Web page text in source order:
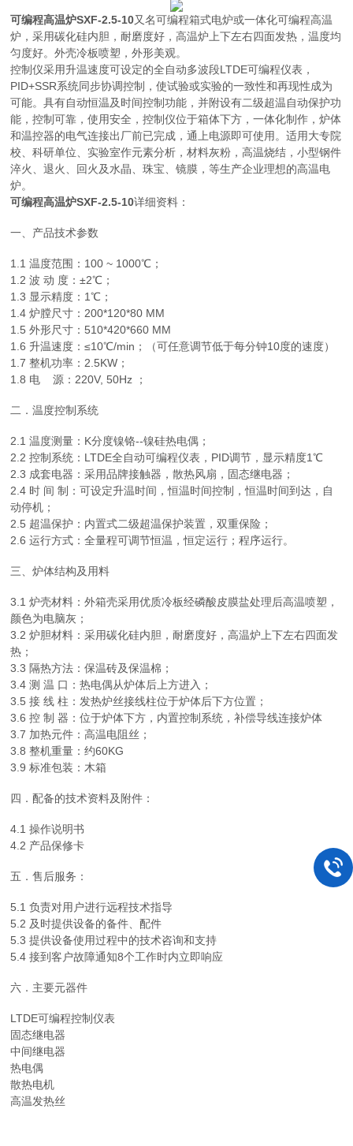
可编程高温炉SXF-2.5-10又名可编程箱式电炉或一体化可编程高温
炉，采用碳化硅内胆，耐磨度好，高温炉上下左右四面发热，温度均
匀度好。外壳冷板喷塑，外形美观。
控制仪采用升温速度可设定的全自动多波段LTDE可编程仪表，
PID+SSR系统同步协调控制，使试验或实验的一致性和再现性成为
可能。具有自动恒温及时间控制功能，并附设有二级超温自动保护功
能，控制可靠，使用安全，控制仪位于箱体下方，一体化制作，炉体
和温控器的电气连接出厂前已完成，通上电源即可使用。适用大专院
校、科研单位、实验室作元素分析，材料灰粉，高温烧结，小型钢件
淬火、退火、回火及水晶、珠宝、镜膜，等生产企业理想的高温电
炉。
可编程高温炉SXF-2.5-10详细资料：
一、产品技术参数
1.1 温度范围：100 ~ 1000℃；
1.2 波 动 度：±2℃；
1.3 显示精度：1℃；
1.4 炉膛尺寸：200*120*80 MM
1.5 外形尺寸：510*420*660 MM
1.6 升温速度：≤10℃/min；（可任意调节低于每分钟10度的速度）
1.7 整机功率：2.5KW；
1.8 电 源：220V, 50Hz ；
二．温度控制系统
2.1 温度测量：K分度镍铬--镍硅热电偶；
2.2 控制系统：LTDE全自动可编程仪表，PID调节，显示精度1℃
2.3 成套电器：采用品牌接触器，散热风扇，固态继电器；
2.4 时 间 制：可设定升温时间，恒温时间控制，恒温时间到达，自
动停机；
2.5 超温保护：内置式二级超温保护装置，双重保险；
2.6 运行方式：全量程可调节恒温，恒定运行；程序运行。
三、炉体结构及用料
3.1 炉壳材料：外箱壳采用优质冷板经磷酸皮膜盐处理后高温喷塑，
颜色为电脑灰；
3.2 炉胆材料：采用碳化硅内胆，耐磨度好，高温炉上下左右四面发
热；
3.3 隔热方法：保温砖及保温棉；
3.4 测 温 口：热电偶从炉体后上方进入；
3.5 接 线 柱：发热炉丝接线柱位于炉体后下方位置；
3.6 控 制 器：位于炉体下方，内置控制系统，补偿导线连接炉体
3.7 加热元件：高温电阻丝；
3.8 整机重量：约60KG
3.9 标准包装：木箱
四．配备的技术资料及附件：
4.1 操作说明书
4.2 产品保修卡
五．售后服务：
5.1 负责对用户进行远程技术指导
5.2 及时提供设备的备件、配件
5.3 提供设备使用过程中的技术咨询和支持
5.4 接到客户故障通知8个工作时内立即响应
六．主要元器件
LTDE可编程控制仪表
固态继电器
中间继电器
热电偶
散热电机
高温发热丝